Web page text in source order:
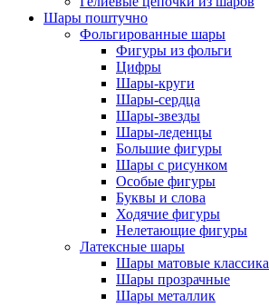
Шары поштучно
Фольгированные шары
Фигуры из фольги
Цифры
Шары-круги
Шары-сердца
Шары-звезды
Шары-леденцы
Большие фигуры
Шары с рисунком
Особые фигуры
Буквы и слова
Ходячие фигуры
Нелетающие фигуры
Латексные шары
Шары матовые классика
Шары прозрачные
Шары металлик